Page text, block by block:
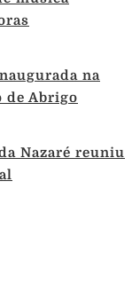
na
de Abrigo
Nazaré reuniu